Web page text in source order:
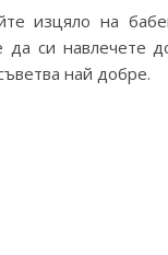
изцяло на
си навлечете
най добре.